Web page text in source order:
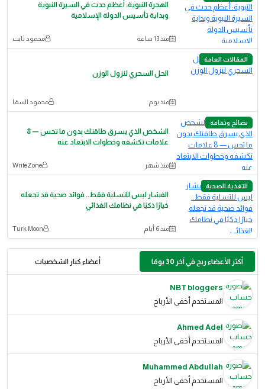
الهجرة النبوية: أعظم حدث في السيرة النبوية
وبداية تأسيس الدولة الإسلامية
منذ 13 ساعة محمود ثابت
المقالات العامة
الحل السحري لنزول الوزن
منذ يوم محمود السقا
نصائح وثقافة
الشخص الذي يسرق طاقتك بدون ما تحس — 8
علامات تكشفه وخطوات الابتعاد عنه
منذ شهر WriteZone
التغذية الصحية
الفشار ليس للتسلية فقط.. فوائد صحية قد تجعله
خيارًا ذكيًا في نظامك الغذائي
منذ 6 أيام Turk Moon
أكثر الأعضاء ربح في آخر 30 يومًا أعضاء كبار الشخصيات
NBT bloggers
المستخدم أخفى الأرباح
Ahmed Adel
المستخدم أخفى الأرباح
Muhammed Abdullah
المستخدم أخفى الأرباح